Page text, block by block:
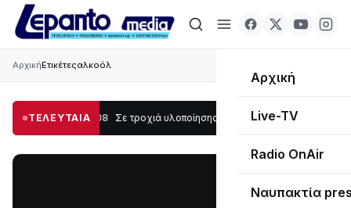
Αρχική
Live-TV
Radio OnAir
Ναυπακτία
ΑρχικήΕτικέτεςαλκοόλ
ΤΕΛΕΥΤΑΙΑ
12:08 Σε τροχιά υλοποίησης η Παράκαμψη του Κέντρου της